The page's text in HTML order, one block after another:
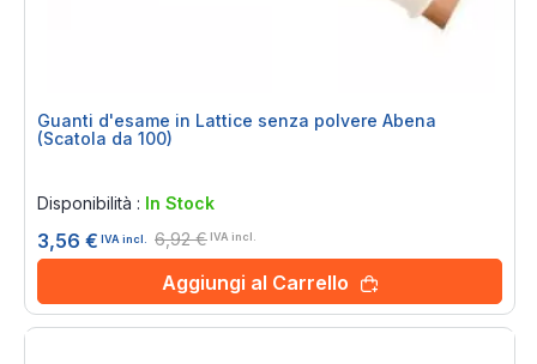
Guanti d'esame in Lattice senza polvere Abena
(Scatola da 100)
Disponibilità : In Stock
3,56 € IVA incl. 6,92 € IVA incl.
Aggiungi al Carrello